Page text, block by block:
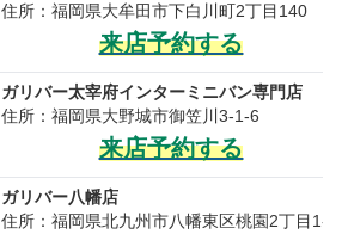
住所：福岡県大牟田市下白川町2丁目140
来店予約する
ガリバー太宰府インターミニバン専門店
住所：福岡県大野城市御笠川3-1-6
来店予約する
ガリバー八幡店
住所：福岡県北九州市八幡東区桃園2丁目1-2